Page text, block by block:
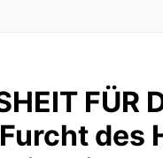
FÜR
des